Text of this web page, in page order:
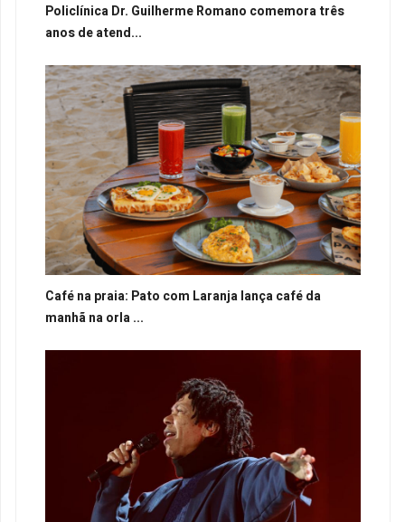
Policlínica Dr. Guilherme Romano comemora três
anos de atend...
Café na praia: Pato com Laranja lança café da
manhã na orla ...